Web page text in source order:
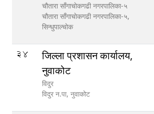
चौतारा साँगाचाेकगढी नगरपालिका-५
चौतारा साँगाचाेकगढी नगरपालिका-५,
सिन्धुपाल्चोक
34
जिल्ला प्रशासन कार्यालय,
नुवाकोट
विदुर
विदुर न.पा, नुवाकोट